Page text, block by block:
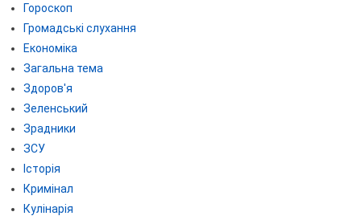
Гороскоп
Громадські слухання
Економіка
Загальна тема
Здоров'я
Зеленський
Зрадники
ЗСУ
Історія
Кримінал
Кулінарія